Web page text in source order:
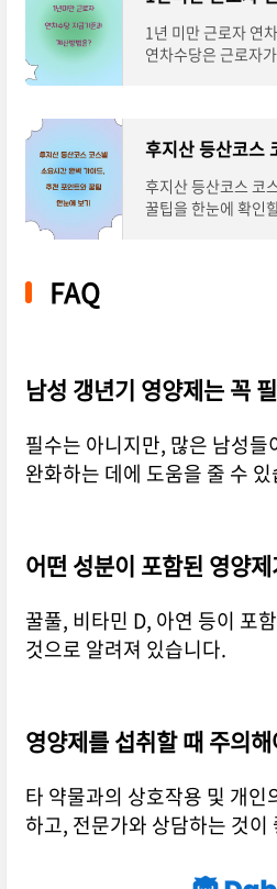
1년 미만 근로자 연
연차수당은 근로자
후지산 등산코스 코
꿀팁을 한눈에 확인
FAQ
남성 갱년기 영양제는 꼭
필수는 아니지만, 많은 남성들
완화하는 데에 도움을 줄 수
어떤 성분이 포함된 영양
꿀풀, 비타민 D, 아연 등이 포
것으로 알려져 있습니다.
영양제를 섭취할 때 주의
타 약물과의 상호작용 및 개인
하고, 전문가와 상담하는 것이